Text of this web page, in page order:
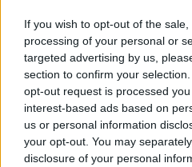
If you wish to opt-out of the
processing of your personal or
targeted advertising by us,
section to confirm your
opt-out request is processed
interest-based ads based on
us or personal information
your opt-out. You may
disclosure of your personal
Real
Rodri